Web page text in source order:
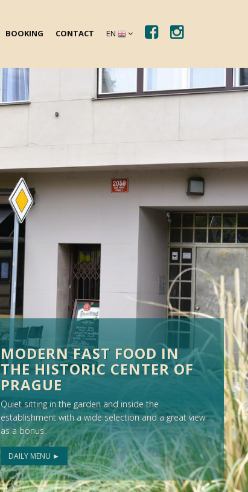
BOOKING CONTACT EN
MODERN FAST FOOD IN
THE HISTORIC CENTER OF
PRAGUE
Quiet sitting in the garden and inside the
establishment with a wide selection and a great view
as a bonus.
DAILY MENU ►